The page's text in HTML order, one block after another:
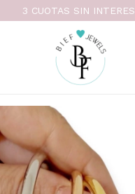
3 CUOTAS SIN INTERES